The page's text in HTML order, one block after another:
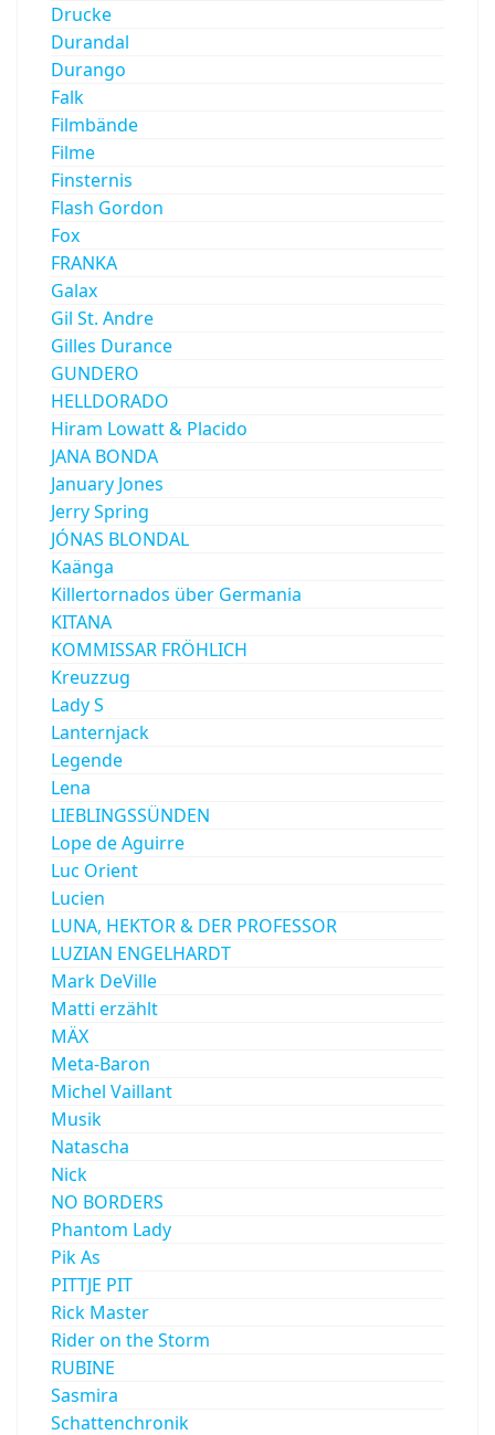
Drucke
Durandal
Durango
Falk
Filmbände
Filme
Finsternis
Flash Gordon
Fox
FRANKA
Galax
Gil St. Andre
Gilles Durance
GUNDERO
HELLDORADO
Hiram Lowatt & Placido
JANA BONDA
January Jones
Jerry Spring
JÓNAS BLONDAL
Kaänga
Killertornados über Germania
KITANA
KOMMISSAR FRÖHLICH
Kreuzzug
Lady S
Lanternjack
Legende
Lena
LIEBLINGSSÜNDEN
Lope de Aguirre
Luc Orient
Lucien
LUNA, HEKTOR & DER PROFESSOR
LUZIAN ENGELHARDT
Mark DeVille
Matti erzählt
MÄX
Meta-Baron
Michel Vaillant
Musik
Natascha
Nick
NO BORDERS
Phantom Lady
Pik As
PITTJE PIT
Rick Master
Rider on the Storm
RUBINE
Sasmira
Schattenchronik